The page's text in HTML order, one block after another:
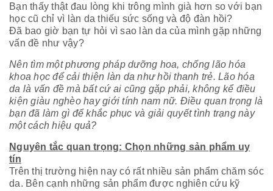
Bạn thấy thật đau lòng khi trông mình già hơn so với bạn
học cũ chỉ vì làn da thiếu sức sống và độ đàn hồi?
Đã bao giờ bạn tự hỏi vì sao làn da của mình gặp những
vấn đề như vậy?
Nên tìm một phương pháp dưỡng hoa, chống lão hóa
khoa học để cải thiện làn da như hồi thanh trẻ. Lão hóa
da là vấn đề mà bất cứ ai cũng gặp phải, không kể điều
kiện giàu nghèo hay giới tính nam nữ. Điều quan trọng là
bạn đã làm gì để khắc phục và giải quyết tình trạng này
một cách hiệu quả?
Nguyên tắc quan trọng: Chọn những sản phẩm uy
tín
Trên thị trường hiện nay có rất nhiều sản phẩm chăm sóc
da. Bên cạnh những sản phẩm được nghiên cứu kỹ